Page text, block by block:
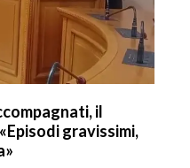
il
gravissimi,